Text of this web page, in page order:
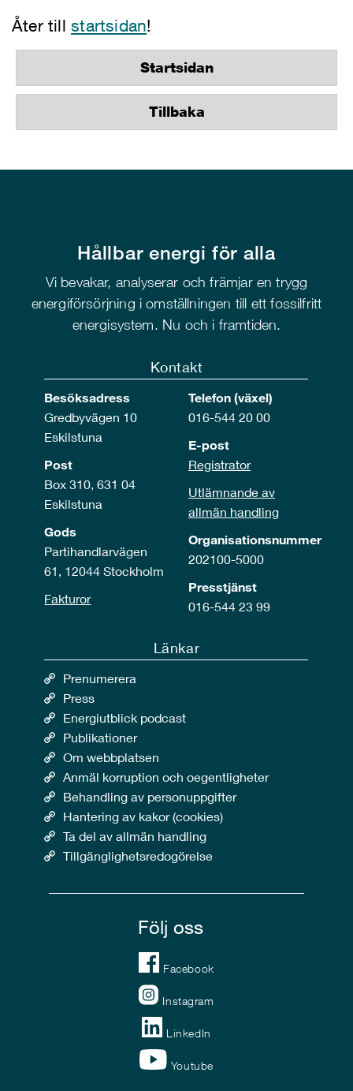
Åter tillstartsidan!
Startsidan
Tillbaka
Hållbar energi för alla
Vi bevakar, analyserar och främjar en trygg
energiförsörjning i omställningen till ett fossilfritt
energisystem. Nu och i framtiden.
Kontakt
Besöksadress
Gredbyvägen 10
Eskilstuna
Post
Box 310, 631 04
Eskilstuna
Gods
Partihandlarvägen
61, 12044 Stockholm
Fakturor
Telefon (växel)
016-544 20 00
E-post
Registrator
Utlämnande av
allmän handling
Organisationsnummer
202100-5000
Presstjänst
016-544 23 99
Länkar
Prenumerera
Press
Energiutblick podcast
Publikationer
Om webbplatsen
Anmäl korruption och oegentligheter
Behandling av personuppgifter
Hantering av kakor (cookies)
Ta del av allmän handling
Tillgänglighetsredogörelse
Följ oss
Facebook
Instagram
LinkedIn
Youtube